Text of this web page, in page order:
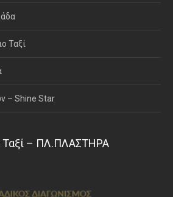
Ταξί
– Shine Star
Ταξί – ΠΛ.ΠΛΑΣΤΗΡΑ